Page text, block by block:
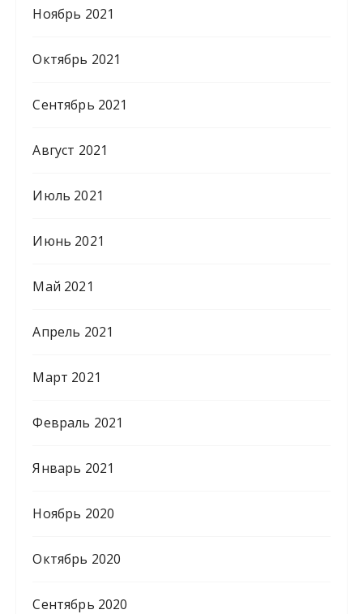
Ноябрь 2021
Октябрь 2021
Сентябрь 2021
Август 2021
Июль 2021
Июнь 2021
Май 2021
Апрель 2021
Март 2021
Февраль 2021
Январь 2021
Ноябрь 2020
Октябрь 2020
Сентябрь 2020